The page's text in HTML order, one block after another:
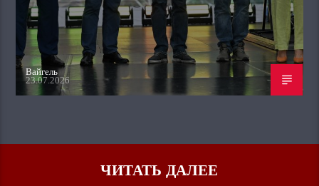
Вайгель
23.07.2026
ЧИТАТЬ ДАЛЕЕ